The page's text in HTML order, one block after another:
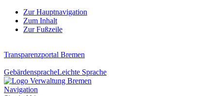
Zur Hauptnavigation
Zum Inhalt
Zur Fußzeile
Transparenzportal Bremen
GebärdenspracheLeichte Sprache
Navigation